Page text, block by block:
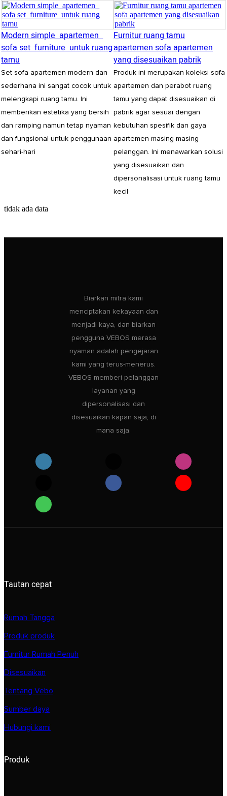
Modern simple apartemen
sofa set furniture untuk ruang
tamu
Set sofa apartemen modern dan
sederhana ini sangat cocok untuk
melengkapi ruang tamu. Ini
memberikan estetika yang bersih
dan ramping namun tetap nyaman
dan fungsional untuk penggunaan
sehari-hari
Furnitur ruang tamu
apartemen sofa apartemen
yang disesuaikan pabrik
Produk ini merupakan koleksi sofa
apartemen dan perabot ruang
tamu yang dapat disesuaikan di
pabrik agar sesuai dengan
kebutuhan spesifik dan gaya
apartemen masing-masing
pelanggan. Ini menawarkan solusi
yang disesuaikan dan
dipersonalisasi untuk ruang tamu
kecil
tidak ada data
Biarkan mitra kami
menciptakan kekayaan dan
menjadi kaya, dan biarkan
pengguna VEBOS merasa
nyaman adalah pengejaran
kami yang terus-menerus.
VEBOS memberi pelanggan
layanan yang
dipersonalisasi dan
disesuaikan kapan saja, di
mana saja.
Tautan cepat
Rumah Tangga
Produk produk
Furnitur Rumah Penuh
Disesuaikan
Tentang Vebo
Sumber daya
Hubungi kami
Produk